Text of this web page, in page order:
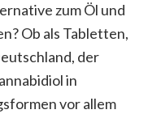
zum Öl und
Ob als Tabletten,
der
in
vor allem